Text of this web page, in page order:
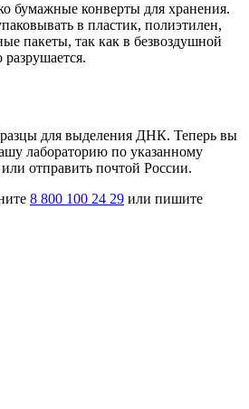
бумажные конверты для хранения.
в пластик, полиэтилен,
пакеты, так как в безвоздушной
для выделения ДНК. Теперь вы
лабораторию по указанному
или отправить почтой России.
8 800 100 24 29 или пишите